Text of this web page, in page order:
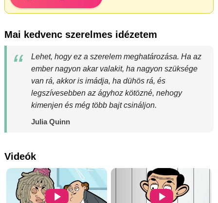
Mai kedvenc szerelmes idézetem
Lehet, hogy ez a szerelem meghatározása. Ha az
ember nagyon akar valakit, ha nagyon szüksége
van rá, akkor is imádja, ha dühös rá, és
legszívesebben az ágyhoz kötözné, nehogy
kimenjen és még több bajt csináljon.
Julia Quinn
Videók